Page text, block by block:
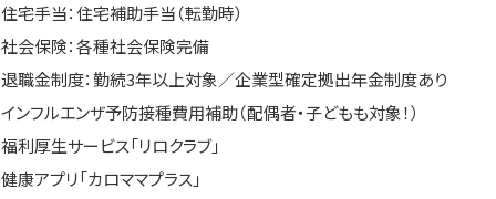
住宅手当：住宅補助手当（転勤時）
社会保険：各種社会保険完備
退職金制度：勤続3年以上対象／企業型確定拠出年金制度あり
インフルエンザ予防接種費用補助（配偶者・子どもも対象！）
福利厚生サービス「リロクラブ」
健康アプリ「カロママプラス」